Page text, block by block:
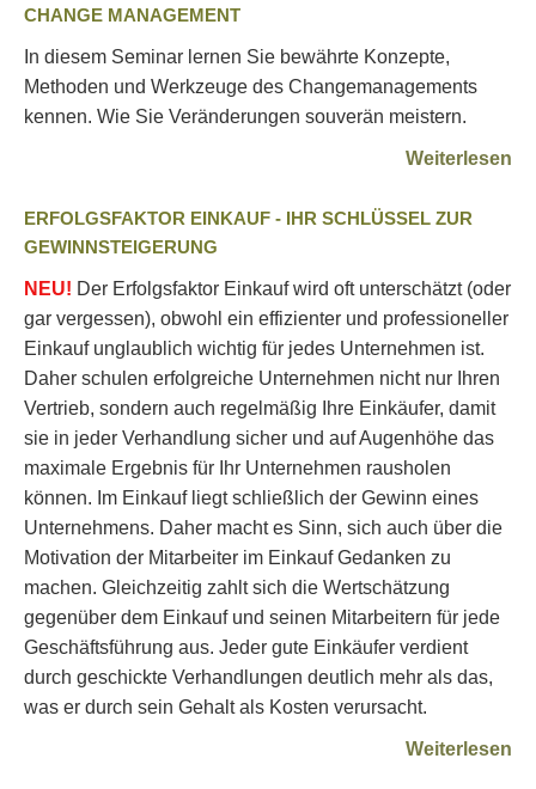
CHANGE MANAGEMENT
In diesem Seminar lernen Sie bewährte Konzepte,
Methoden und Werkzeuge des Changemanagements
kennen. Wie Sie Veränderungen souverän meistern.
Weiterlesen
ERFOLGSFAKTOR EINKAUF - IHR SCHLÜSSEL ZUR
GEWINNSTEIGERUNG
NEU! Der Erfolgsfaktor Einkauf wird oft unterschätzt (oder
gar vergessen), obwohl ein effizienter und professioneller
Einkauf unglaublich wichtig für jedes Unternehmen ist.
Daher schulen erfolgreiche Unternehmen nicht nur Ihren
Vertrieb, sondern auch regelmäßig Ihre Einkäufer, damit
sie in jeder Verhandlung sicher und auf Augenhöhe das
maximale Ergebnis für Ihr Unternehmen rausholen
können. Im Einkauf liegt schließlich der Gewinn eines
Unternehmens. Daher macht es Sinn, sich auch über die
Motivation der Mitarbeiter im Einkauf Gedanken zu
machen. Gleichzeitig zahlt sich die Wertschätzung
gegenüber dem Einkauf und seinen Mitarbeitern für jede
Geschäftsführung aus. Jeder gute Einkäufer verdient
durch geschickte Verhandlungen deutlich mehr als das,
was er durch sein Gehalt als Kosten verursacht.
Weiterlesen